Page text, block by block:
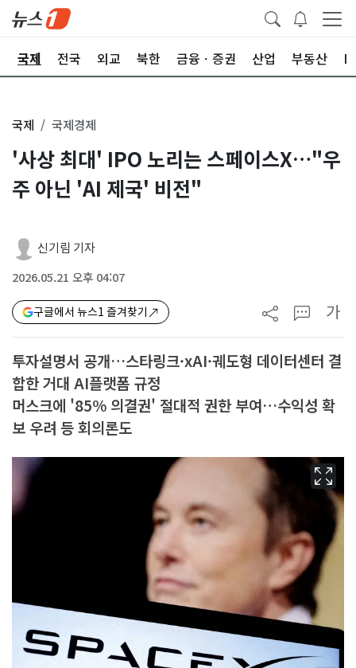
국제 전국 외교 북한 금융ㆍ증권 산업 부동산
국제 국제경제
'사상 최대' IPO 노리는 스페이스X…"우
주 아닌 'AI 제국' 비전"
신기림 기자
2026.05.21 오후 04:07
구글에서 뉴스1 즐겨찾기 가
투자설명서 공개…스타링크·xAI·궤도형 데이터센터 결
합한 거대 AI플랫폼 규정
머스크에 '85% 의결권' 절대적 권한 부여…수익성 확
보 우려 등 회의론도